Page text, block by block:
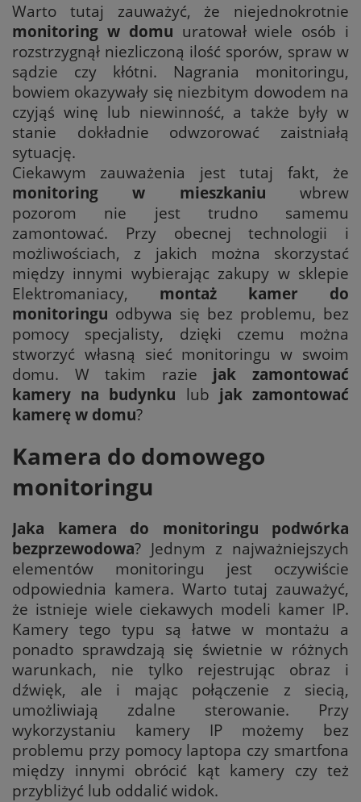
Warto tutaj zauważyć, że niejednokrotnie
monitoring w domu uratował wiele osób i
rozstrzygnął niezliczoną ilość sporów, spraw w
sądzie czy kłótni. Nagrania monitoringu,
bowiem okazywały się niezbitym dowodem na
czyjąś winę lub niewinność, a także były w
stanie dokładnie odwzorować zaistniałą
sytuację.
Ciekawym zauważenia jest tutaj fakt, że
monitoring w mieszkaniu wbrew
pozorom nie jest trudno samemu
zamontować. Przy obecnej technologii i
możliwościach, z jakich można skorzystać
między innymi wybierając zakupy w sklepie
Elektromaniacy, montaż kamer do
monitoringu odbywa się bez problemu, bez
pomocy specjalisty, dzięki czemu można
stworzyć własną sieć monitoringu w swoim
domu. W takim razie jak zamontować
kamery na budynku lub jak zamontować
kamerę w domu?
Kamera do domowego
monitoringu
Jaka kamera do monitoringu podwórka
bezprzewodowa? Jednym z najważniejszych
elementów monitoringu jest oczywiście
odpowiednia kamera. Warto tutaj zauważyć,
że istnieje wiele ciekawych modeli kamer IP.
Kamery tego typu są łatwe w montażu a
ponadto sprawdzają się świetnie w różnych
warunkach, nie tylko rejestrując obraz i
dźwięk, ale i mając połączenie z siecią,
umożliwiają zdalne sterowanie. Przy
wykorzystaniu kamery IP możemy bez
problemu przy pomocy laptopa czy smartfona
między innymi obrócić kąt kamery czy też
przybliżyć lub oddalić widok.